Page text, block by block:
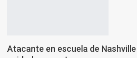
Atacante en escuela de